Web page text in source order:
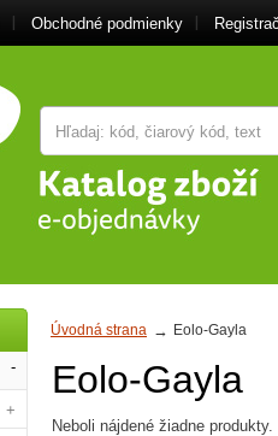
Obchodné podmienky
Úvodná strana Eolo-Gayla
Eolo-Gayla
Neboli nájdené žiadne produkty.